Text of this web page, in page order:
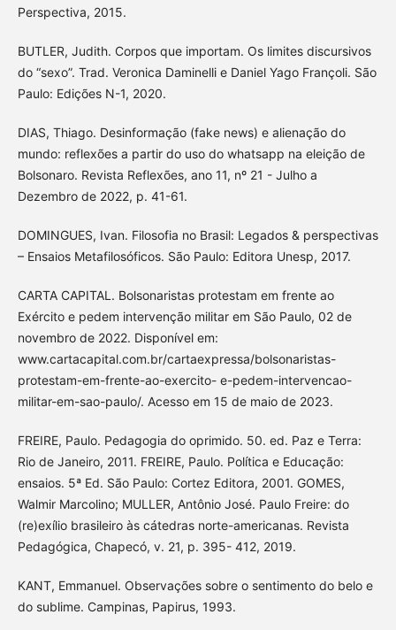
Perspectiva, 2015.
BUTLER, Judith. Corpos que importam. Os limites discursivos
do “sexo”. Trad. Veronica Daminelli e Daniel Yago Françoli. São
Paulo: Edições N-1, 2020.
DIAS, Thiago. Desinformação (fake news) e alienação do
mundo: reflexões a partir do uso do whatsapp na eleição de
Bolsonaro. Revista Reflexões, ano 11, nº 21 - Julho a
Dezembro de 2022, p. 41-61.
DOMINGUES, Ivan. Filosofia no Brasil: Legados & perspectivas
– Ensaios Metafilosóficos. São Paulo: Editora Unesp, 2017.
CARTA CAPITAL. Bolsonaristas protestam em frente ao
Exército e pedem intervenção militar em São Paulo, 02 de
novembro de 2022. Disponível em:
www.cartacapital.com.br/cartaexpressa/bolsonaristas-
protestam-em-frente-ao-exercito- e-pedem-intervencao-
militar-em-sao-paulo/. Acesso em 15 de maio de 2023.
FREIRE, Paulo. Pedagogia do oprimido. 50. ed. Paz e Terra:
Rio de Janeiro, 2011. FREIRE, Paulo. Política e Educação:
ensaios. 5ª Ed. São Paulo: Cortez Editora, 2001. GOMES,
Walmir Marcolino; MULLER, Antônio José. Paulo Freire: do
(re)exílio brasileiro às cátedras norte-americanas. Revista
Pedagógica, Chapecó, v. 21, p. 395- 412, 2019.
KANT, Emmanuel. Observações sobre o sentimento do belo e
do sublime. Campinas, Papirus, 1993.